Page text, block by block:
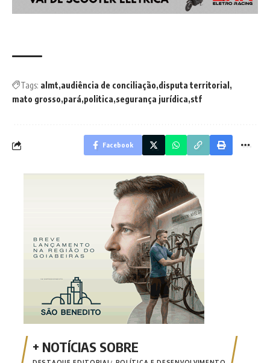
Tags: almt audiência de conciliação disputa territorial
mato grosso pará politica segurança jurídica stf
Facebook